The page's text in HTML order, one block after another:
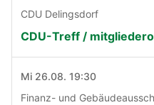
CDU Delingsdorf
CDU-Treff /
Mi 26.08. 19:30
Finanz- und